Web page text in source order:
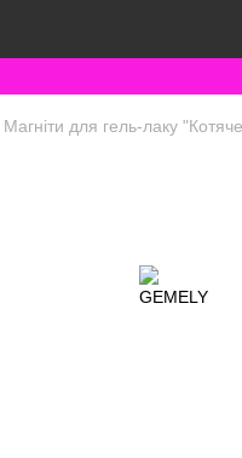
Магніти для гель-лаку